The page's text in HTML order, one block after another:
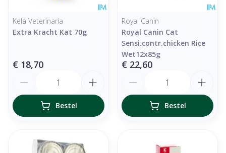
Kela Veterinaria
Extra Kracht Kat 70g
€ 18,70
Bestel
Royal Canin
Royal Canin Cat
Sensi.contr.chicken Rice
Wet12x85g
€ 22,60
Bestel